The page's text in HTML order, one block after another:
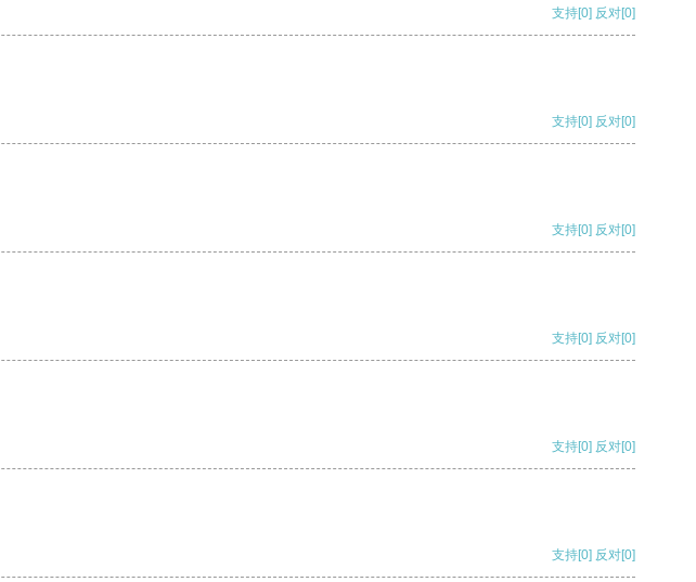
支持[0] 反对[0]
支持[0] 反对[0]
支持[0] 反对[0]
支持[0] 反对[0]
支持[0] 反对[0]
支持[0] 反对[0]